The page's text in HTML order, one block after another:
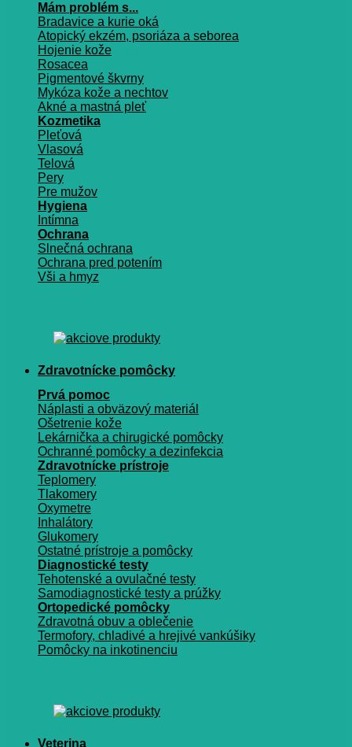
Mám problém s...
Bradavice a kurie oká
Atopický ekzém, psoriáza a seborea
Hojenie kože
Rosacea
Pigmentové škvrny
Mykóza kože a nechtov
Akné a mastná pleť
Kozmetika
Pleťová
Vlasová
Telová
Pery
Pre mužov
Hygiena
Intímna
Ochrana
Slnečná ochrana
Ochrana pred potením
Vši a hmyz
Zdravotnícke pomôcky
Prvá pomoc
Náplasti a obväzový materiál
Ošetrenie kože
Lekárnička a chirugické pomôcky
Ochranné pomôcky a dezinfekcia
Zdravotnícke prístroje
Teplomery
Tlakomery
Oxymetre
Inhalátory
Glukomery
Ostatné prístroje a pomôcky
Diagnostické testy
Tehotenské a ovulačné testy
Samodiagnostické testy a prúžky
Ortopedické pomôcky
Zdravotná obuv a oblečenie
Termofory, chladivé a hrejivé vankúšiky
Pomôcky na inkotinenciu
Veterina